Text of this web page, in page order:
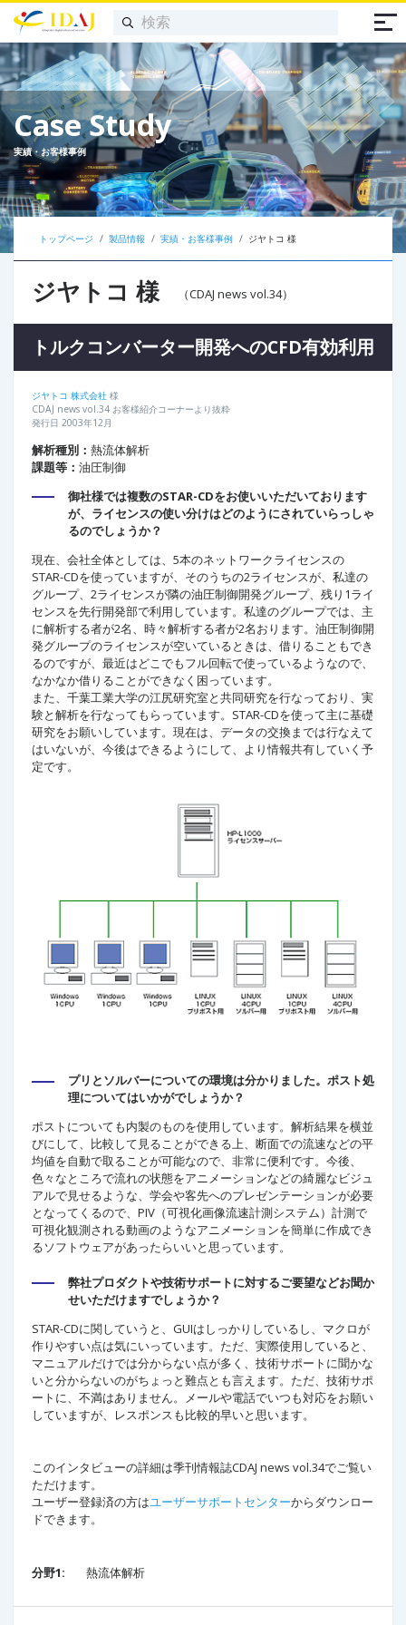
Case Study
実績・お客様事例
トップページ 製品情報 実績・お客様事例 ジヤトコ 様
ジヤトコ 様 （CDAJ news vol.34）
トルクコンバーター開発へのCFD有効利用
ジヤトコ 株式会社 様
CDAJ news vol.34 お客様紹介コーナーより抜粋
発行日 2003年12月
解析種別： 熱流体解析
課題等： 油圧制御
御社様では複数のSTAR-CDをお使いいただいております
が、ライセンスの使い分けはどのようにされていらっしゃ
るのでしょうか？
現在、会社全体としては、5本のネットワークライセンスの
STAR-CDを使っていますが、そのうちの2ライセンスが、私達の
グループ、2ライセンスが隣の油圧制御開発グループ、残り1ライ
センスを先行開発部で利用しています。私達のグループでは、主
に解析する者が2名、時々解析する者が2名おります。油圧制御開
発グループのライセンスが空いているときは、借りることもでき
るのですが、最近はどこでもフル回転で使っているようなので、
なかなか借りることができなく困っています。
また、千葉工業大学の江尻研究室と共同研究を行なっており、実
験と解析を行なってもらっています。STAR-CDを使って主に基礎
研究をお願いしています。現在は、データの交換までは行なえて
はいないが、今後はできるようにして、より情報共有していく予
定です。
プリとソルバーについての環境は分かりました。ポスト処
理についてはいかがでしょうか？
ポストについても内製のものを使用しています。解析結果を横並
びにして、比較して見ることができる上、断面での流速などの平
均値を自動で取ることが可能なので、非常に便利です。今後、
色々なところで流れの状態をアニメーションなどの綺麗なビジュ
アルで見せるような、学会や客先へのプレゼンテーションが必要
となってくるので、PIV（可視化画像流速計測システム）計測で
可視化観測される動画のようなアニメーションを簡単に作成でき
るソフトウェアがあったらいいと思っています。
弊社プロダクトや技術サポートに対するご要望などお聞か
せいただけますでしょうか？
STAR-CDに関していうと、GUIはしっかりしているし、マクロが
作りやすい点は気にいっています。ただ、実際使用していると、
マニュアルだけでは分からない点が多く、技術サポートに聞かな
いと分からないのがちょっと難点とも言えます。ただ、技術サポ
ートに、不満はありません。メールや電話でいつも対応をお願い
していますが、レスポンスも比較的早いと思います。
このインタビューの詳細は季刊情報誌CDAJ news vol.34でご覧い
ただけます。
ユーザー登録済の方はユーザーサポートセンターからダウンロー
ドできます。
分野1: 熱流体解析